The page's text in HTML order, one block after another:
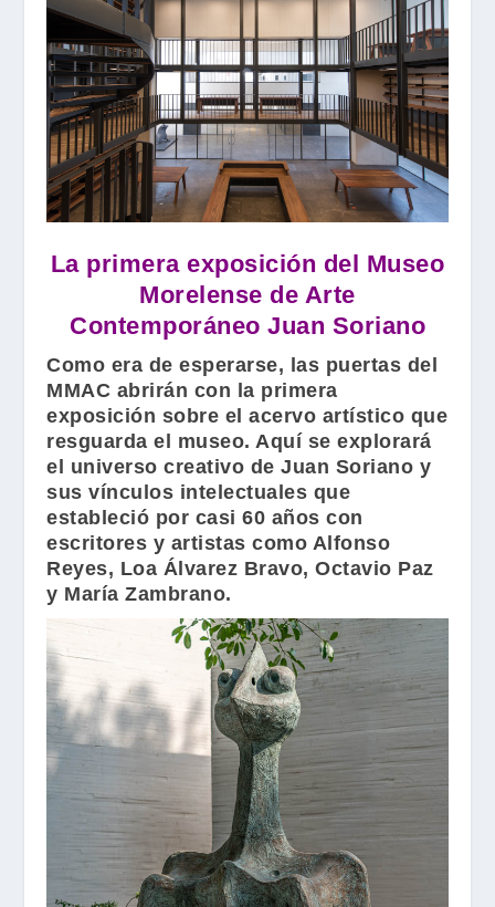
La primera exposición del Museo
Morelense de Arte
Contemporáneo Juan Soriano
Como era de esperarse, las puertas del
MMAC abrirán con la primera
exposición sobre el acervo artístico que
resguarda el museo. Aquí se explorará
el universo creativo deJuan Soriano y
sus vínculos intelectuales que
estableció por casi 60 años con
escritores y artistas como Alfonso
Reyes, Loa Álvarez Bravo,Octavio Paz
y María Zambrano.